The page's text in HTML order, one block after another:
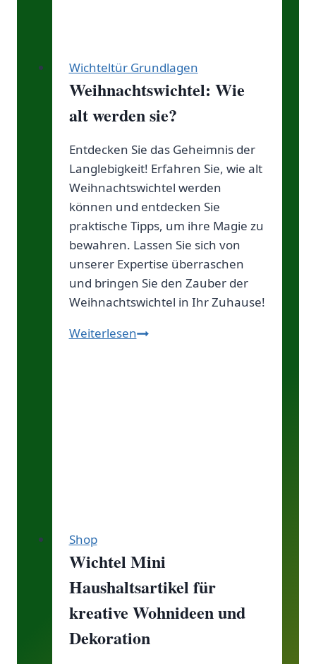
Wichteltür Grundlagen
Weihnachtswichtel: Wie
alt werden sie?
Entdecken Sie das Geheimnis der
Langlebigkeit! Erfahren Sie, wie alt
Weihnachtswichtel werden
können und entdecken Sie
praktische Tipps, um ihre Magie zu
bewahren. Lassen Sie sich von
unserer Expertise überraschen
und bringen Sie den Zauber der
Weihnachtswichtel in Ihr Zuhause!
WeiterlesenWeihnachtswichtel:
Shop
Wichtel Mini
Haushaltsartikel für
kreative Wohnideen und
Dekoration